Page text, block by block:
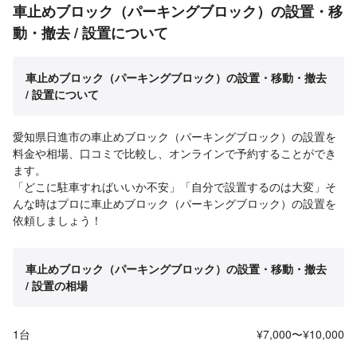
車止めブロック（パーキングブロック）の設置・移
動・撤去 / 設置について
車止めブロック（パーキングブロック）の設置・移動・撤去
/ 設置について
愛知県日進市の車止めブロック（パーキングブロック）の設置を
料金や相場、口コミで比較し、オンラインで予約することができ
ます。
「どこに駐車すればいいか不安」「自分で設置するのは大変」そ
んな時はプロに車止めブロック（パーキングブロック）の設置を
依頼しましょう！
車止めブロック（パーキングブロック）の設置・移動・撤去
/ 設置の相場
1台 ¥7,000〜¥10,000